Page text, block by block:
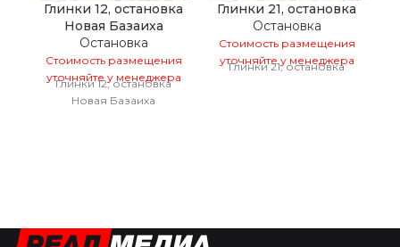
Глинки 12, остановка
Новая Базаиха
Остановка
Стоимость размещения
уточняйте у менеджера
Глинки 12, остановка
Новая Базаиха
Глинки 21, остановка
Остановка
Стоимость размещения
уточняйте у менеджера
Глинки 21, остановка